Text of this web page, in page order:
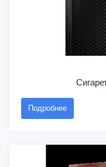
Подробнее